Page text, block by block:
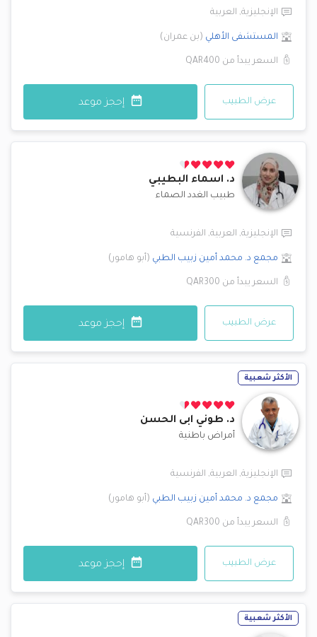
الإنجليزية, العربية
المستشفى الأهلي (بن عمران)
السعر يبدأ من QAR400
عرض الطبيب إحجز موعد
د. اسماء البطيبي
طبيب الغدد الصماء
الإنجليزية, العربية, الفرنسية
مجمع د. محمد أمين زبيب الطبي (أبو هامور)
السعر يبدأ من QAR300
عرض الطبيب إحجز موعد
الأكثر شعبية
د. طوني ابى الحسن
أمراض باطنية
الإنجليزية, العربية, الفرنسية
مجمع د. محمد أمين زبيب الطبي (أبو هامور)
السعر يبدأ من QAR300
عرض الطبيب إحجز موعد
الأكثر شعبية